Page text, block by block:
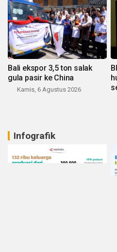
Bali ekspor 3,5 ton salak
gula pasir ke China
Kamis, 6 Agustus 2026
Infografik